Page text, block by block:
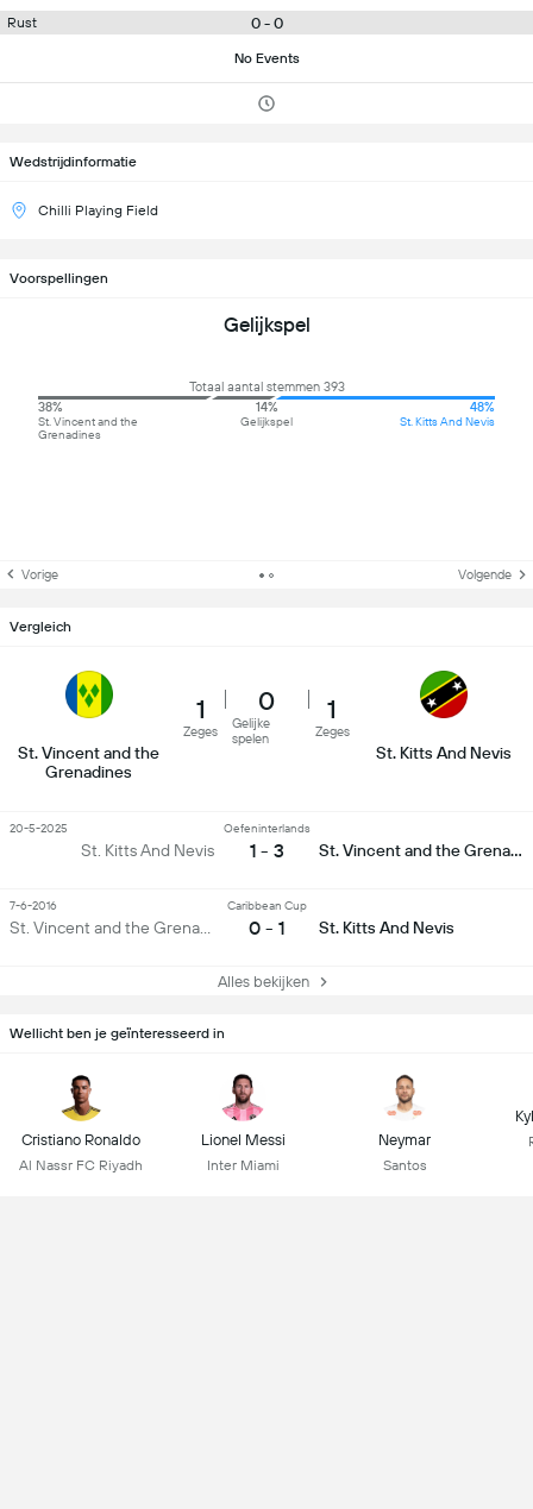
Rust 0 - 0
No Events
Wedstrijdinformatie
Chilli Playing Field
Voorspellingen
Gelijkspel
Totaal aantal stemmen 393
38%
St. Vincent and the
Grenadines
14%
Gelijkspel
48%
St. Kitts And Nevis
Vorige Volgende
Vergleich
St. Vincent and the
Grenadines
1
Zeges
0
Gelijke
spelen
1
Zeges
St. Kitts And Nevis
St. Kitts And Nevis
Oefeninterlands
1 - 3 St. Vincent and the Grenadines
20-5-2025
Caribbean Cup
0 - 1 St. Kitts And Nevis
7-6-2016
Alles bekijken
Wellicht ben je geïnteresseerd in
Cristiano Ronaldo
Al Nassr FC Riyadh
Lionel Messi
Inter Miami
Neymar
Santos